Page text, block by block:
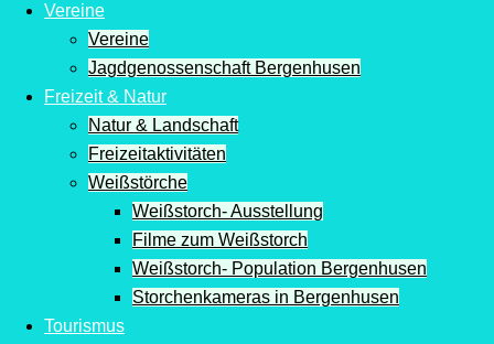
Vereine
Vereine
Jagdgenossenschaft Bergenhusen
Freizeit & Natur
Natur & Landschaft
Freizeitaktivitäten
Weißstörche
Weißstorch- Ausstellung
Filme zum Weißstorch
Weißstorch- Population Bergenhusen
Storchenkameras in Bergenhusen
Tourismus